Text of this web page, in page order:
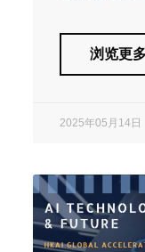
浏览更
2025年05月14日